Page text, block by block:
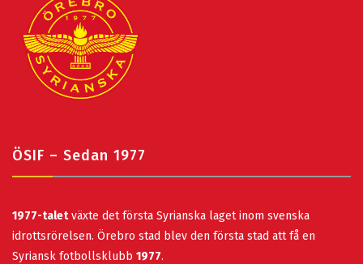
ÖSIF – Sedan 1977
1977-taletväxte det första Syrianska laget inom svenska
idrottsrörelsen. Örebro stad blev den första stad att få en
Syriansk fotbollsklubb 1977.